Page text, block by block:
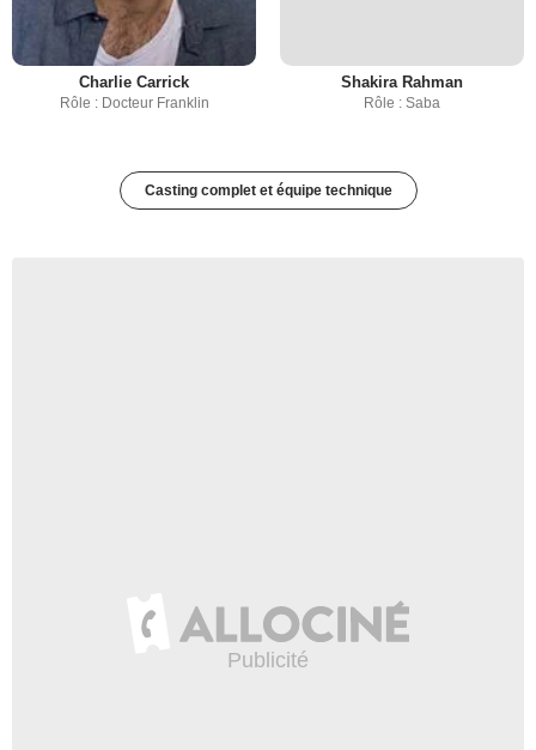
Charlie Carrick
Rôle : Docteur Franklin
Shakira Rahman
Rôle : Saba
Casting complet et équipe technique